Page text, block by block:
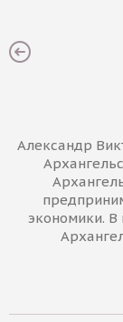
Александр
экономики. В